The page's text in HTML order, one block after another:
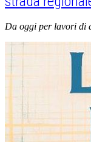
Da oggi per lavori di